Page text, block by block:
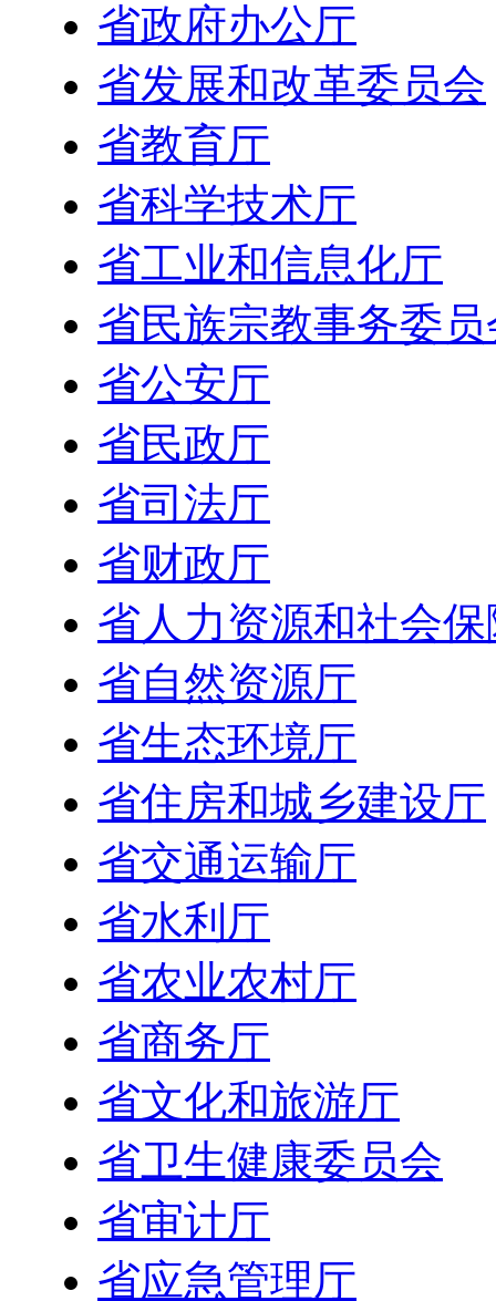
省政府办公厅
省发展和改革委员会
省教育厅
省科学技术厅
省工业和信息化厅
省民族宗教事务委员
省公安厅
省民政厅
省司法厅
省财政厅
省人力资源和社会
省自然资源厅
省生态环境厅
省住房和城乡建设厅
省交通运输厅
省水利厅
省农业农村厅
省商务厅
省文化和旅游厅
省卫生健康委员会
省审计厅
省应急管理厅